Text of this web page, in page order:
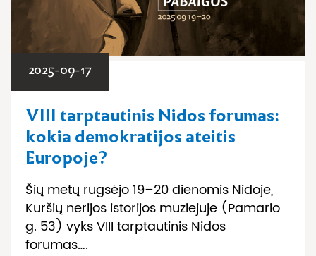
2025-09-17
VIII tarptautinis Nidos forumas:
kokia demokratijos ateitis
Europoje?
Šių metų rugsėjo 19–20 dienomis Nidoje,
Kuršių nerijos istorijos muziejuje (Pamario
g. 53) vyks VIII tarptautinis Nidos
forumas….